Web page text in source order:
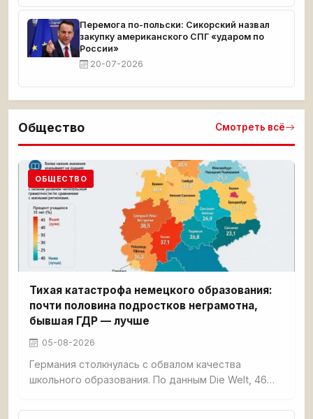
Перемога по-польски: Сикорский назвал
закупку американского СПГ «ударом по
России»
20-07-2026
Общество Смотреть всё
ОБЩЕСТВО
Тихая катастрофа немецкого образования:
почти половина подростков неграмотна,
бывшая ГДР — лучше
05-08-2026
Германия столкнулась с обвалом качества
школьного образования. По данным Die Welt, 46%
чтения, счёта и письма. Четверть